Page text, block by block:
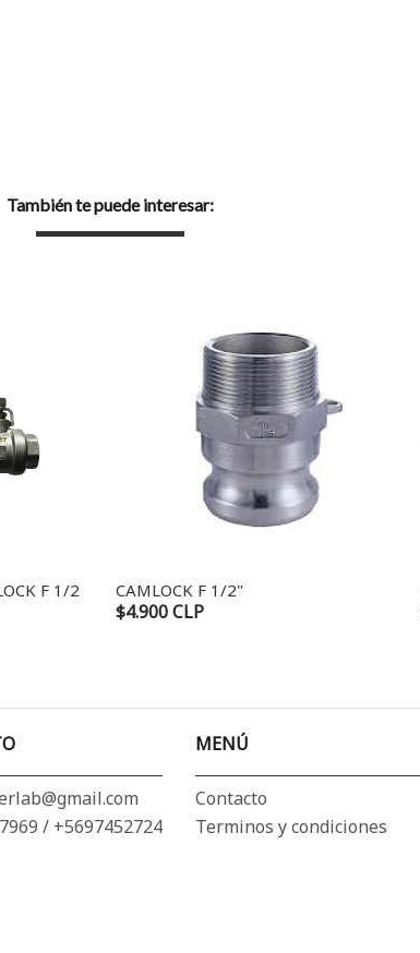
También te puede interesar:
F 1/2 CAMLOCK F 1/2"
$4.900 CLP
/ +5697452724
MENÚ
Contacto
Terminos y condiciones